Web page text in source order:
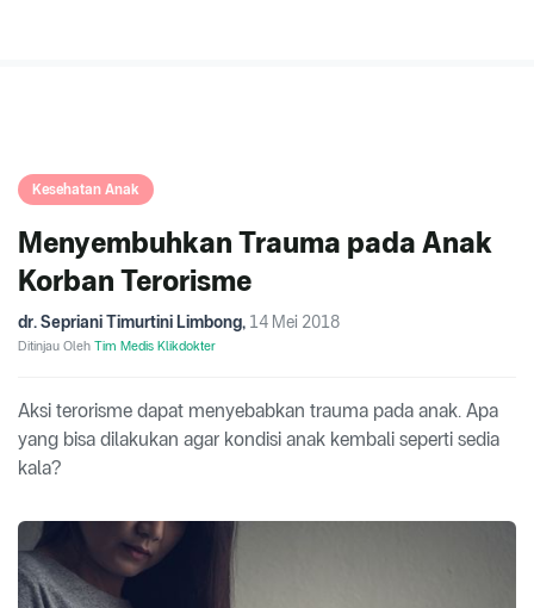
Kesehatan Anak
Menyembuhkan Trauma pada Anak
Korban Terorisme
dr. Sepriani Timurtini Limbong, 14 Mei 2018
Ditinjau Oleh Tim Medis Klikdokter
Aksi terorisme dapat menyebabkan trauma pada anak. Apa
yang bisa dilakukan agar kondisi anak kembali seperti sedia
kala?